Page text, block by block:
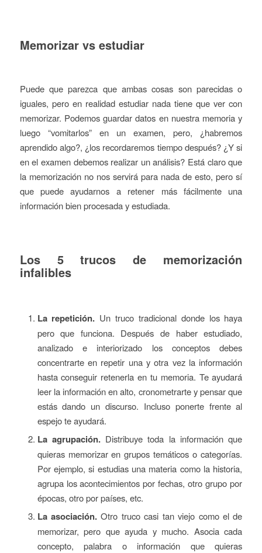
Memorizar vs estudiar
Puede que parezca que ambas cosas son parecidas o
iguales, pero en realidad estudiar nada tiene que ver con
memorizar. Podemos guardar datos en nuestra memoria y
luego “vomitarlos” en un examen, pero, ¿habremos
aprendido algo?, ¿los recordaremos tiempo después? ¿Y si
en el examen debemos realizar un análisis? Está claro que
la memorización no nos servirá para nada de esto, pero sí
que puede ayudarnos a retener más fácilmente una
información bien procesada y estudiada.
Los 5 trucos de memorización
infalibles
La repetición. Un truco tradicional donde los haya
pero que funciona. Después de haber estudiado,
analizado e interiorizado los conceptos debes
concentrarte en repetir una y otra vez la información
hasta conseguir retenerla en tu memoria. Te ayudará
leer la información en alto, cronometrarte y pensar que
estás dando un discurso. Incluso ponerte frente al
espejo te ayudará.
La agrupación. Distribuye toda la información que
quieras memorizar en grupos temáticos o categorías.
Por ejemplo, si estudias una materia como la historia,
agrupa los acontecimientos por fechas, otro grupo por
épocas, otro por países, etc.
La asociación.Otro truco casi tan viejo como el de
memorizar, pero que ayuda y mucho. Asocia cada
concepto, palabra o información que quieras